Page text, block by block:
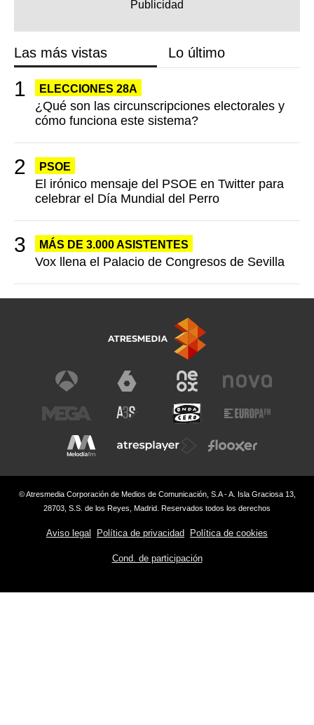
Las más vistas Lo último
ELECCIONES 28A
¿Qué son las circunscripciones electorales y
cómo funciona este sistema?
PSOE
El irónico mensaje del PSOE en Twitter para
celebrar el Día Mundial del Perro
MÁS DE 3.000 ASISTENTES
Vox llena el Palacio de Congresos de Sevilla
© Atresmedia Corporación de Medios de Comunicación, S.A - A. Isla Graciosa 13,
28703, S.S. de los Reyes, Madrid. Reservados todos los derechos
Aviso legal Política de privacidad Política de cookies
Cond. de participación